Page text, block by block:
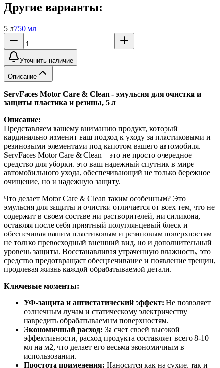
Другие варианты:
5 л750 мл
Уточнить наличие
Описание
ServFaces Motor Care & Clean - эмульсия для очистки и
защиты пластика и резины, 5 л
Описание:
Представляем вашему вниманию продукт, который
кардинально изменит ваш подход к уходу за пластиковыми и
резиновыми элементами под капотом вашего автомобиля.
ServFaces Motor Care & Clean – это не просто очередное
средство для уборки, это ваш надежный спутник в мире
автомобильного ухода, обеспечивающий не только бережное
очищение, но и надежную защиту.
Что делает Motor Care & Clean таким особенным? Это
эмульсия для защиты и очистки отличается от всех тем, что не
содержит в своем составе ни растворителей, ни силикона,
оставляя после себя приятный полуглянцевый блеск и
обеспечивая вашим пластиковым и резиновым поверхностям
не только превосходный внешний вид, но и дополнительный
уровень защиты. Восстанавливая утраченную влажность, это
средство предотвращает обесцвечивание и появление трещин,
продлевая жизнь каждой обрабатываемой детали.
Ключевые моменты:
УФ-защита и антистатический эффект: Не позволяет
солнечным лучам и статическому электричеству
навредить обрабатываемым поверхностям.
Экономичный расход: За счет своей высокой
эффективности, расход продукта составляет всего 8-10
мл на м2, что делает его весьма экономичным в
использовании.
Простота применения: Наносится как на сухие, так и